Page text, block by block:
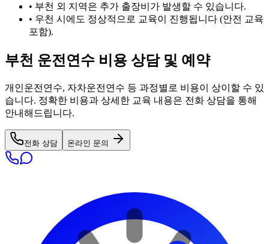
• 부천 외 지역은 추가 출장비가 발생할 수 있습니다.
• 우천 시에도 정상적으로 교육이 진행됩니다 (안전 교육
포함).
부천 운전연수 비용 상담 및 예약
개인운전연수, 자차운전연수 등 과정별로 비용이 상이할 수 있
습니다. 정확한 비용과 상세한 교육 내용은 전화 상담을 통해
안내해드립니다.
전화 상담 온라인 문의